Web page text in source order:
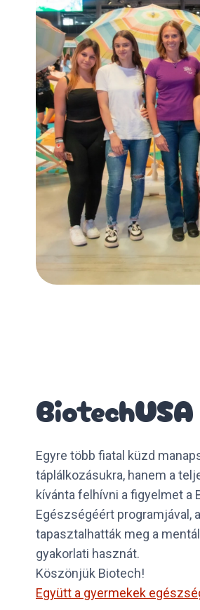
BiotechUSA
Egyre több fiatal küzd
táplálkozásukra, hanem a
kívánta felhívni a figyelmet a
Egészségéért programjával,
tapasztalhatták meg a
gyakorlati hasznát.
Köszönjük Biotech!
Együtt a gyermekek